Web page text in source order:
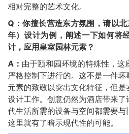
相对完整的艺术文化。
Q：你擅长营造东方氛围，请以
年）设计为例，阐述一下如何将
计，应用皇室园林元素？
A： 由于颐和园环境的特殊性，这
严格控制下进行的。这不是一件
元素的致敬以突出文化特征，但
设计工作。创意仍然为酒店带来
代生活所需的设备与空间都需要
这里就有了暗示现代性的可能。